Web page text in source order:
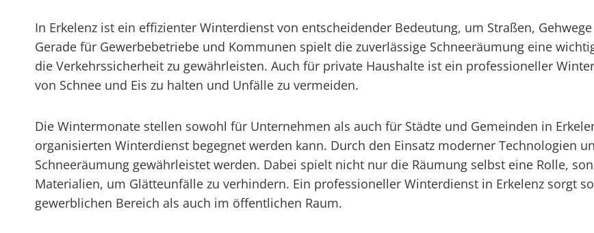
In Erkelenz ist ein effizienter Winterdienst von entscheidender Bedeutung, um Straßen,
Gerade für Gewerbebetriebe und Kommunen spielt die zuverlässige Schneeräumung eine
die Verkehrssicherheit zu gewährleisten. Auch für private Haushalte ist ein professioneller
von Schnee und Eis zu halten und Unfälle zu vermeiden.
Die Wintermonate stellen sowohl für Unternehmen als auch für Städte und Gemeinden in
organisierten Winterdienst begegnet werden kann. Durch den Einsatz moderner Technologien
Schneeräumung gewährleistet werden. Dabei spielt nicht nur die Räumung selbst eine Rolle,
Materialien, um Glätteunfälle zu verhindern. Ein professioneller Winterdienst in Erkelenz sorgt
gewerblichen Bereich als auch im öffentlichen Raum.